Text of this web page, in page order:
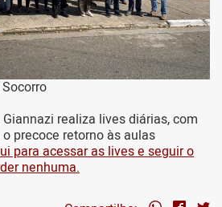
realiza lives diárias, com
precoce retorno às aulas
para acessar as lives e seguir o
nenhuma.